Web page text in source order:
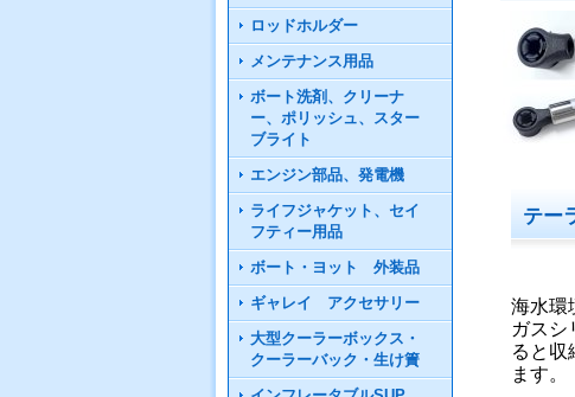
ロッドホルダー
メンテナンス用品
ボート洗剤、クリーナ
ー、ポリッシュ、スター
ブライト
エンジン部品、発電機
ライフジャケット、セイ
フティー用品
ボート・ヨット 外装品
ギャレイ アクセサリー
大型クーラーボックス・
クーラーバック・生け簀
テー
海水環
ガスシ
ると収
ます。